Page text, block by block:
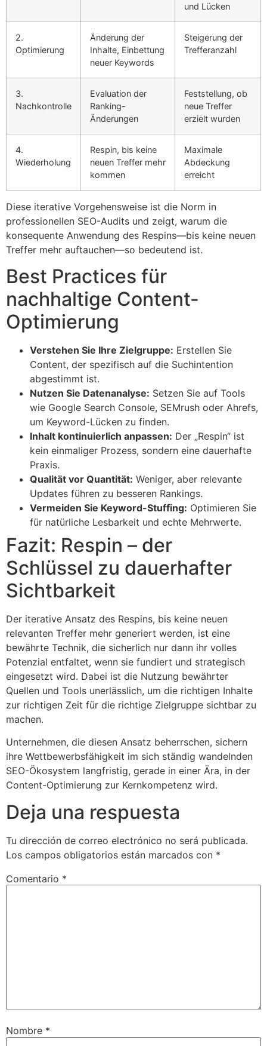
und Lücken
2.
Optimierung
Änderung der
Inhalte, Einbettung
neuer Keywords
Steigerung der
Trefferanzahl
3.
Nachkontrolle
Evaluation der
Ranking-
Änderungen
Feststellung, ob
neue Treffer
erzielt wurden
4.
Wiederholung
Respin, bis keine
neuen Treffer mehr
kommen
Maximale
Abdeckung
erreicht
Diese iterative Vorgehensweise ist die Norm in
professionellen SEO-Audits und zeigt, warum die
konsequente Anwendung des Respins—bis keine neuen
Treffer mehr auftauchen—so bedeutend ist.
Best Practices für
nachhaltige Content-
Optimierung
Verstehen Sie Ihre Zielgruppe: Erstellen Sie
Content, der spezifisch auf die Suchintention
abgestimmt ist.
Nutzen Sie Datenanalyse: Setzen Sie auf Tools
wie Google Search Console, SEMrush oder Ahrefs,
um Keyword-Lücken zu finden.
Inhalt kontinuierlich anpassen: Der „Respin“ ist
kein einmaliger Prozess, sondern eine dauerhafte
Praxis.
Qualität vor Quantität: Weniger, aber relevante
Updates führen zu besseren Rankings.
Vermeiden Sie Keyword-Stuffing: Optimieren Sie
für natürliche Lesbarkeit und echte Mehrwerte.
Fazit: Respin – der
Schlüssel zu dauerhafter
Sichtbarkeit
Der iterative Ansatz des Respins, bis keine neuen
relevanten Treffer mehr generiert werden, ist eine
bewährte Technik, die sicherlich nur dann ihr volles
Potenzial entfaltet, wenn sie fundiert und strategisch
eingesetzt wird. Dabei ist die Nutzung bewährter
Quellen und Tools unerlässlich, um die richtigen Inhalte
zur richtigen Zeit für die richtige Zielgruppe sichtbar zu
machen.
Unternehmen, die diesen Ansatz beherrschen, sichern
ihre Wettbewerbsfähigkeit im sich ständig wandelnden
SEO-Ökosystem langfristig, gerade in einer Ära, in der
Content-Optimierung zur Kernkompetenz wird.
Deja una respuesta
Tu dirección de correo electrónico no será publicada.
Los campos obligatorios están marcados con *
Comentario *
Nombre *